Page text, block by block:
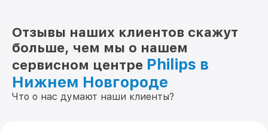
Отзывы наших клиентов скажут
больше, чем мы о нашем
сервисном центре Philips в
Нижнем Новгороде
Что о нас думают наши клиенты?